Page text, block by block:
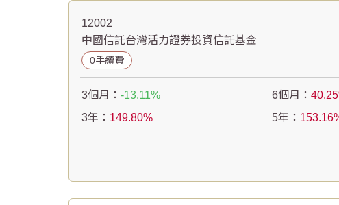
12002
中國信託台灣活力證券投資信託基金
0手續費
3個月： -13.11 6個月： 40.25
3年： 149.80 5年： 153.16